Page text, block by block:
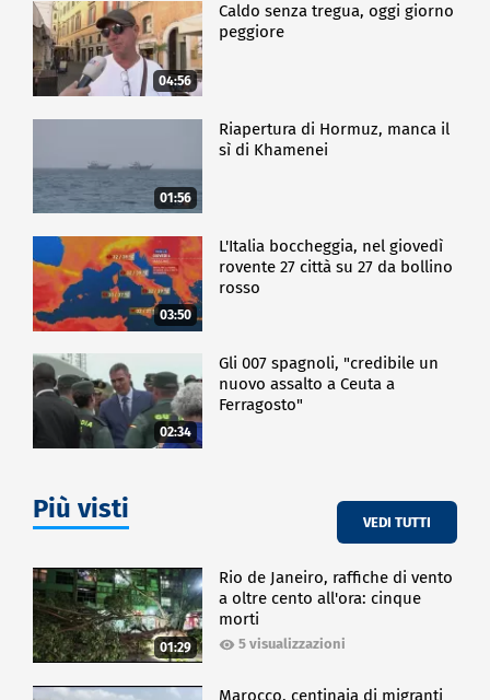
04:56
Caldo senza tregua, oggi giorno
peggiore
01:56
Riapertura di Hormuz, manca il
sì di Khamenei
03:50
L'Italia boccheggia, nel giovedì
rovente 27 città su 27 da bollino
rosso
02:34
Gli 007 spagnoli, "credibile un
nuovo assalto a Ceuta a
Ferragosto"
Più visti VEDI TUTTI
01:29
Rio de Janeiro, raffiche di vento
a oltre cento all'ora: cinque
morti
5 visualizzazioni
Marocco, centinaia di migranti